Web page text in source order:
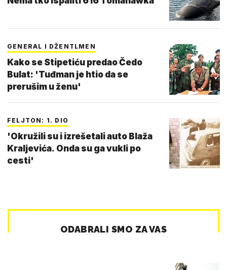
GENERAL I DŽENTLMEN
Kako se Stipetiću predao Čedo
Bulat: 'Tuđman je htio da se
prerušim u ženu'
FELJTON: 1. DIO
'Okružili su i izrešetali auto Blaža
Kraljevića. Onda su ga vukli po
cesti'